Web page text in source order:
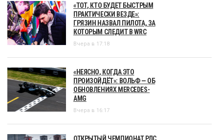
«ТОТ, КТО БУДЕТ БЫСТРЫМ
ПРАКТИЧЕСКИ ВЕЗДЕ»:
ГРЯЗИН НАЗВАЛ ПИЛОТА, ЗА
КОТОРЫМ СЛЕДИТ В WRC
Вчера в 17:18
«НЕЯСНО, КОГДА ЭТО
ПРОИЗОЙДЁТ»: ВОЛЬФ — ОБ
ОБНОВЛЕНИЯХ MERCEDES-
AMG
Вчера в 16:17
ОТКРЫТЫЙ ЧЕМПИОНАТ РДС